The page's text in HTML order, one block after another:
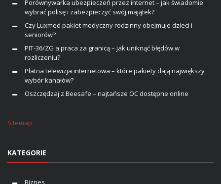
Porównywarka ubezpieczeń przez internet – jak świadomie
wybrać polisę i zabezpieczyć swój majątek?
Czy Luxmed pakiet medyczny rodzinny obejmuje dzieci i
seniorów?
PIT-36/ZG a praca za granicą – jak uniknąć błędów w
rozliczeniu?
Płatna telewizja internetowa – które pakiety dają największy
wybór kanałów?
Oszczędzaj z Beesafe – najtańsze OC dostępne online
Sitemap
KATEGORIE
Biznes